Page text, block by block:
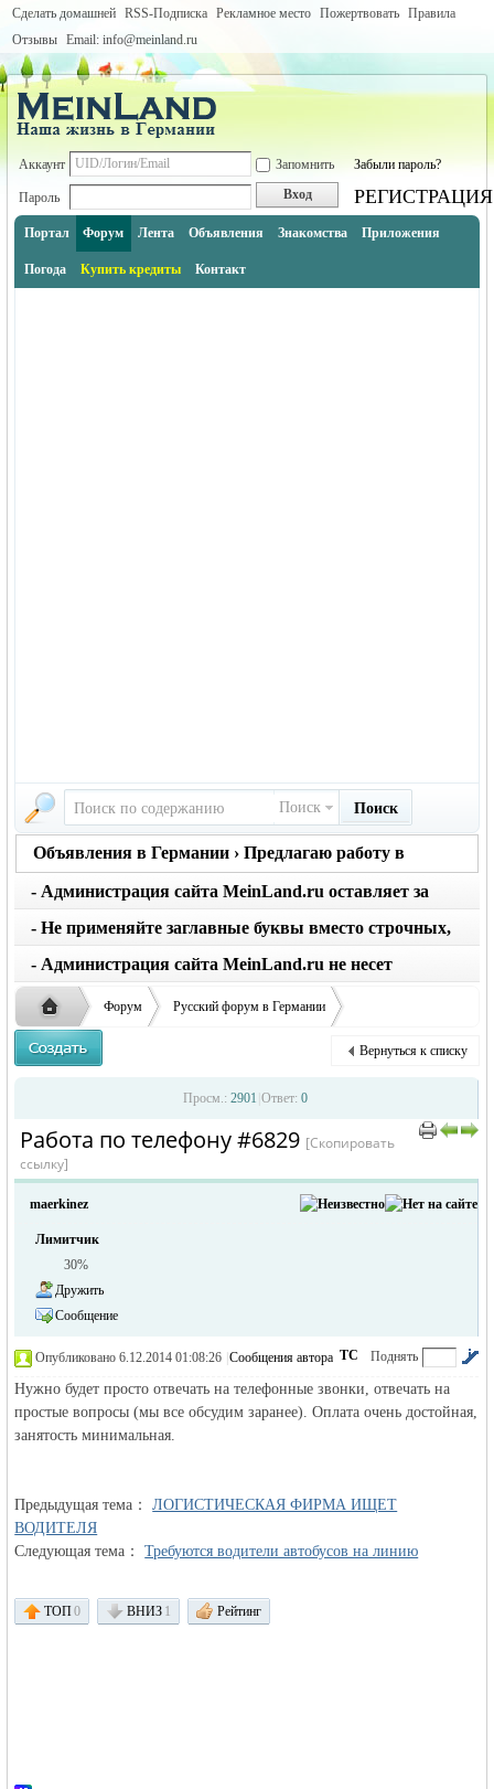
Сделать домашней RSS-Подписка Рекламное место Пожертвовать Правила
Отзывы Email: info@meinland.ru
Аккаунт Запомнить Забыли пароль?
Пароль Вход РЕГИСТРАЦИЯ
Портал Форум Лента Объявления Знакомства Приложения
Погода Купить кредиты Контакт
Поиск Поиск
Объявления в Германии › Предлагаю работу в
Германии
- Администрация сайта MeinLand.ru оставляет за
собой право редактировать объявление, не искажая
его смысл
- Не применяйте заглавные буквы вместо строчных,
последует удаление объявления
- Администрация сайта MeinLand.ru не несет
ответственности за содержание размещенных
объявлений
жизнь и
объявления в
Форум Русский форум в Германии
Объявления в Германии
›
Предлагаю работу в Германии
›
Вернуться к списку
Просм.: 2901 Ответ: 0
Работа по телефону #6829 [Скопировать
ссылку]
maerkinez
Лимитчик
30%
Дружить
Сообщение
Поднять
ТС
Опубликовано 6.12.2014 01:08:26 Сообщения автора
Нужно будет просто отвечать на телефонные звонки, отвечать на
простые вопросы (мы все обсудим заранее). Оплата очень достойная,
занятость минимальная.
Предыдущая тема：ЛОГИСТИЧЕСКАЯ ФИРМА ИЩЕТ
ВОДИТЕЛЯ
Следующая тема：Требуются водители автобусов на линию
ТОП0 ВНИЗ 1 Рейтинг